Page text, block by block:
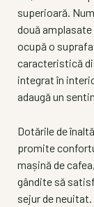
superioară.
două amplasate
ocupă o
caracteristică
integrat în
adaugă un
Dotările de
promite
mașină de
gândite să
sejur de